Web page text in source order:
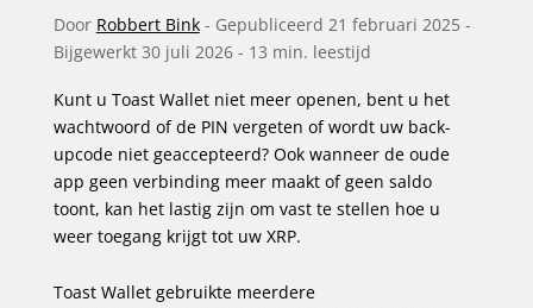
Door Robbert Bink- Gepubliceerd 21 februari 2025 -
Bijgewerkt 30 juli 2026 - 13 min. leestijd
Kunt u Toast Wallet niet meer openen, bent u het
wachtwoord of de PIN vergeten of wordt uw back-
upcode niet geaccepteerd? Ook wanneer de oude
app geen verbinding meer maakt of geen saldo
toont, kan het lastig zijn om vast te stellen hoe u
weer toegang krijgt tot uw XRP.
Toast Wallet gebruikte meerdere